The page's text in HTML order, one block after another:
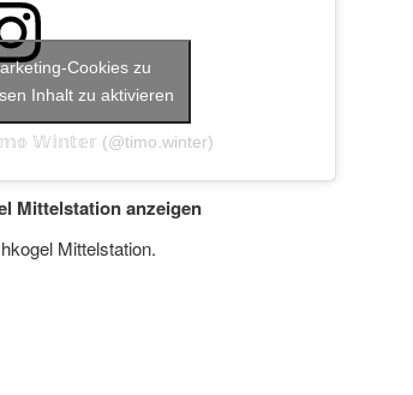
𝕎𝕚𝕟𝕥𝕖𝕣 (@timo.winter)
Cookies zu
Inhalt zu aktivieren
Mittelstation anzeigen
Mittelstation.